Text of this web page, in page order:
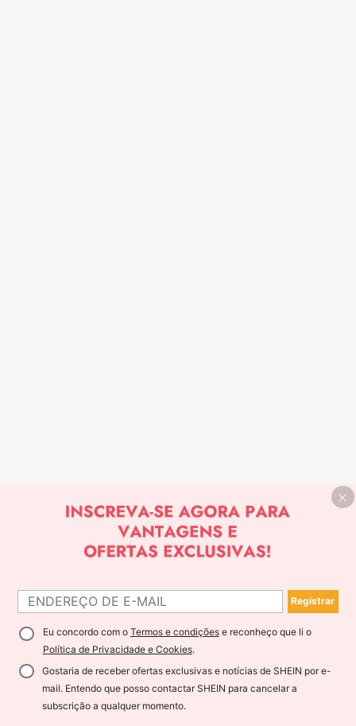
Registrar
Eu concordo com o Termos e condiçõese reconheço que li o
Política de Privacidade e Cookies.
Gostaria de receber ofertas exclusivas e notícias de SHEIN por e-
mail. Entendo que posso contactar SHEIN para cancelar a
subscrição a qualquer momento.